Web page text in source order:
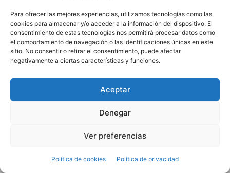
Para ofrecer las mejores experiencias, utilizamos tecnologías como las
cookies para almacenar y/o acceder a la información del dispositivo. El
consentimiento de estas tecnologías nos permitirá procesar datos como
el comportamiento de navegación o las identificaciones únicas en este
sitio. No consentir o retirar el consentimiento, puede afectar
negativamente a ciertas características y funciones.
Aceptar
Denegar
Ver preferencias
Política de cookies Política de privacidad
© Musicamalaga